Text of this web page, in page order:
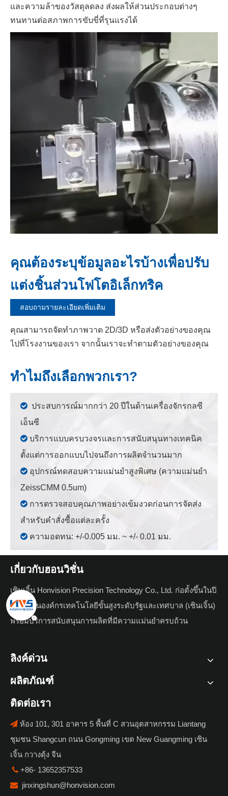
และความล้าของวัสดุลดลง ส่งผลให้ส่วนประกอบต่างๆ
ทนทานต่อสภาพการขับขี่ที่รุนแรงได้
คุณต้องระบุข้อมูลอะไรบ้างเพื่อปรับ
แต่งชิ้นส่วนโฟโตอิเล็กทริค
สอบถามรายละเอียดเพิ่มเติม
คุณสามารถจัดทำภาพวาด 2D/3D หรือส่งตัวอย่างของคุณ
ไปที่โรงงานของเรา จากนั้นเราจะทำตามตัวอย่างของคุณ
ทำไมถึงเลือกพวกเรา?
 ประสบการณ์มากกว่า 20 ปีในด้านเครื่องจักรกลซี
เอ็นซี
 บริการแบบครบวงจรและการสนับสนุนทางเทคนิค
ตั้งแต่การออกแบบไปจนถึงการผลิตจำนวนมาก
 อุปกรณ์ทดสอบความแม่นยำสูงพิเศษ (ความแม่นยำ
ZeissCMM 0.5um)
 การตรวจสอบคุณภาพอย่างเข้มงวดก่อนการจัดส่ง
สำหรับคำสั่งซื้อแต่ละครั้ง
 ความอดทน: +/-0.005 มม. ~ +/- 0.01 มม.
เกี่ยวกับฮอนวิชั่น
เซินเจิ้น Honvision Precision Technology Co., Ltd. ก่อตั้งขึ้นในปี
2544 เป็นองค์กรเทคโนโลยีขั้นสูงระดับรัฐและเทศบาล (เซินเจิ้น)
พร้อมบริการสนับสนุนการผลิตที่มีความแม่นยำครบถ้วน
ลิงค์ด่วน
ผลิตภัณฑ์
ติดต่อเรา
 ห้อง 101, 301 อาคาร 5 พื้นที่ C สวนอุตสาหกรรม Liantang
ชุมชน Shangcun ถนน Gongming เขต New Guangming เซิน
เจิ้น กวางตุ้ง จีน
 +86- 13652357533
 jinxingshun@honvision.com